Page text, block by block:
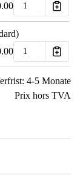
4-5 Monate
Prix hors TVA